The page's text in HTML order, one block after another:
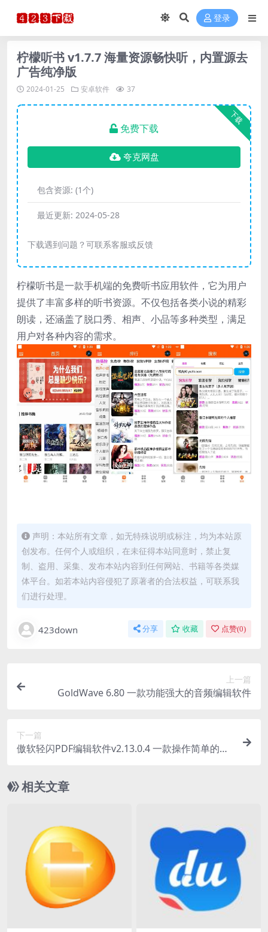
登录
柠檬听书 v1.7.7 海量资源畅快听，内置源去
广告纯净版
2024-01-25 安卓软件 37
下载
免费下载
夸克网盘
包含资源: (1个)
最近更新: 2024-05-28
下载遇到问题？可联系客服或反馈
柠檬听书是一款手机端的免费听书应用软件，它为用户
提供了丰富多样的听书资源。不仅包括各类小说的精彩
朗读，还涵盖了脱口秀、相声、小品等多种类型，满足
用户对各种内容的需求。
声明：本站所有文章，如无特殊说明或标注，均为本站原
创发布。任何个人或组织，在未征得本站同意时，禁止复
制、盗用、采集、发布本站内容到任何网站、书籍等各类媒
体平台。如若本站内容侵犯了原著者的合法权益，可联系我
们进行处理。
423down 分享 收藏 点赞(0)
上一篇
GoldWave 6.80 一款功能强大的音频编辑软件
下一篇
傲软轻闪PDF编辑软件v2.13.0.4 一款操作简单的全
相关文章